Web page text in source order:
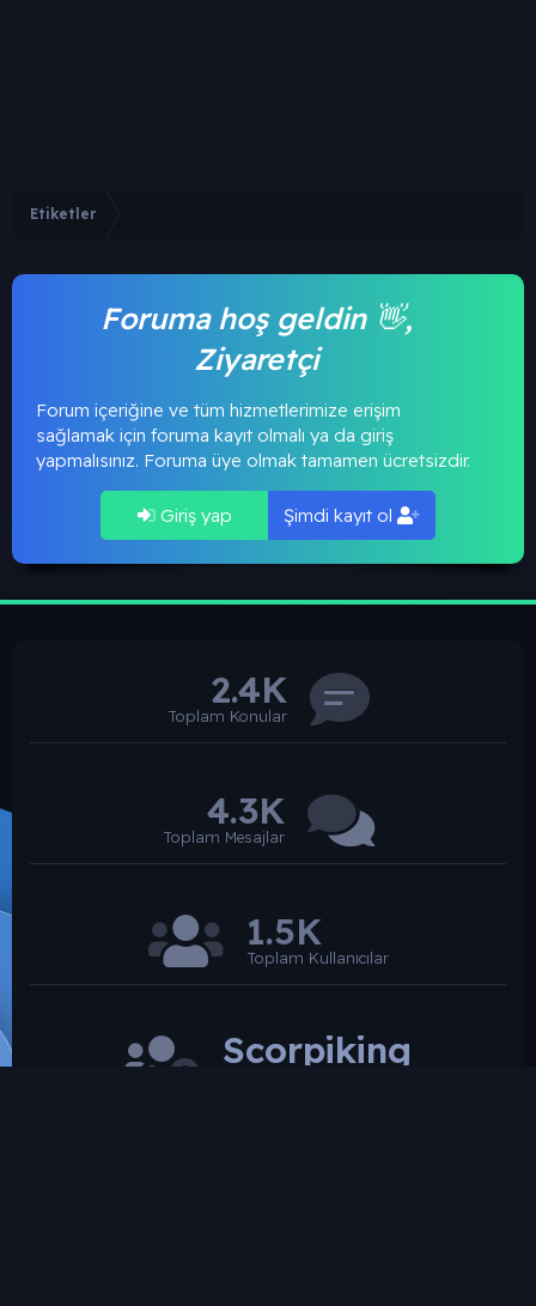
Etiketler
Foruma hoş geldin 👋,
Ziyaretçi
Forum içeriğine ve tüm hizmetlerimize erişim
sağlamak için foruma kayıt olmalı ya da giriş
yapmalısınız. Foruma üye olmak tamamen ücretsizdir.
Giriş yap Şimdi kayıt ol
2.4K
Toplam Konular
4.3K
Toplam Mesajlar
1.5K
Toplam Kullanıcılar
Scorpiking